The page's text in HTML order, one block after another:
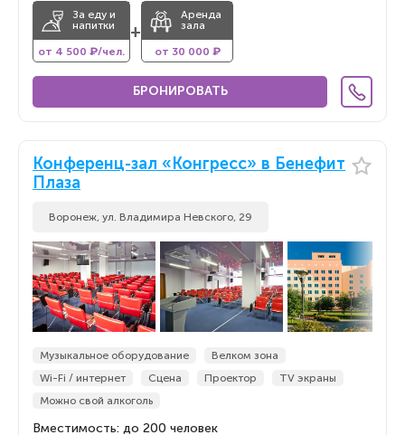
За еду и
напитки
от 4 500 ₽/чел.
+
Аренда
зала
от 30 000 ₽
БРОНИРОВАТЬ
Конференц-зал «Конгресс» в Бенефит
Плаза
Воронеж, ул. Владимира Невского, 29
Музыкальное оборудование
Велком зона
Wi-Fi / интернет
Сцена Проектор
TV экраны
Можно свой алкоголь
Вместимость: до 200 человек